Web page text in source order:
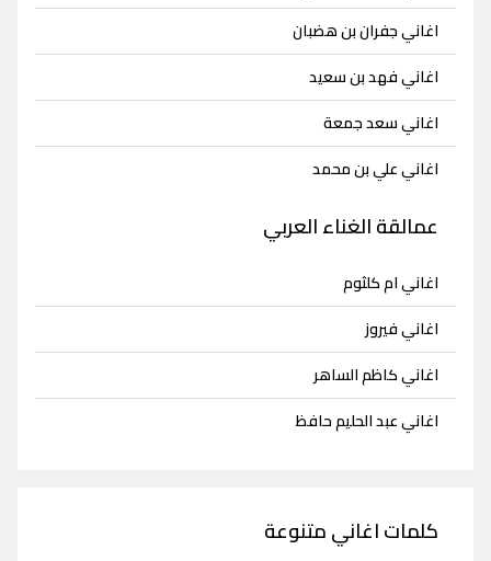
اغاني جفران بن هضبان
اغاني فهد بن سعيد
اغاني سعد جمعة
اغاني علي بن محمد
عمالقة الغناء العربي
اغاني ام كلثوم
اغاني فيروز
اغاني كاظم الساهر
اغاني عبد الحليم حافظ
كلمات اغاني متنوعة